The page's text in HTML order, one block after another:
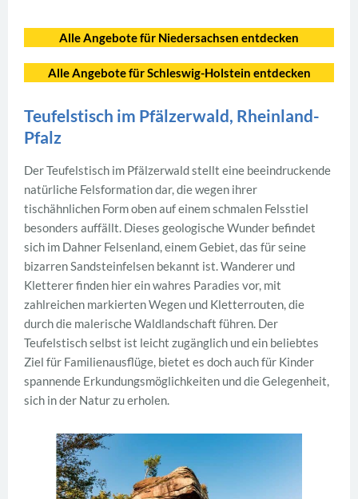
Alle Angebote für Niedersachsen entdecken
Alle Angebote für Schleswig-Holstein entdecken
Teufelstisch im Pfälzerwald, Rheinland-
Pfalz
Der Teufelstisch im Pfälzerwald stellt eine beeindruckende
natürliche Felsformation dar, die wegen ihrer
tischähnlichen Form oben auf einem schmalen Felsstiel
besonders auffällt. Dieses geologische Wunder befindet
sich im Dahner Felsenland, einem Gebiet, das für seine
bizarren Sandsteinfelsen bekannt ist. Wanderer und
Kletterer finden hier ein wahres Paradies vor, mit
zahlreichen markierten Wegen und Kletterrouten, die
durch die malerische Waldlandschaft führen. Der
Teufelstisch selbst ist leicht zugänglich und ein beliebtes
Ziel für Familienausflüge, bietet es doch auch für Kinder
spannende Erkundungsmöglichkeiten und die Gelegenheit,
sich in der Natur zu erholen.